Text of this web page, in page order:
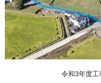
令和3年度工